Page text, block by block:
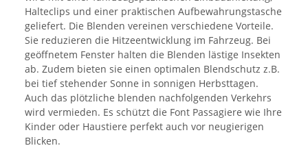
Halteclips und einer praktischen Aufbewahrungstasche
geliefert. Die Blenden vereinen verschiedene Vorteile.
Sie reduzieren die Hitzeentwicklung im Fahrzeug. Bei
geöffnetem Fenster halten die Blenden lästige Insekten
ab. Zudem bieten sie einen optimalen Blendschutz z.B.
bei tief stehender Sonne in sonnigen Herbsttagen.
Auch das plötzliche blenden nachfolgenden Verkehrs
wird vermieden. Es schützt die Font Passagiere wie Ihre
Kinder oder Haustiere perfekt auch vor neugierigen
Blicken.